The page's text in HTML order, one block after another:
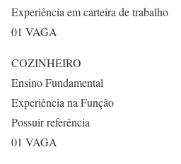
Experiência em carteira de trabalho
01 VAGA
COZINHEIRO
Ensino Fundamental
Experiência na Função
Possuir referência
01 VAGA